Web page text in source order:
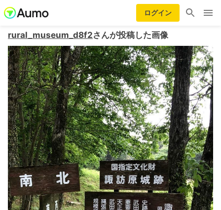
ログイン
rural_museum_d8f2さんが投稿した画像